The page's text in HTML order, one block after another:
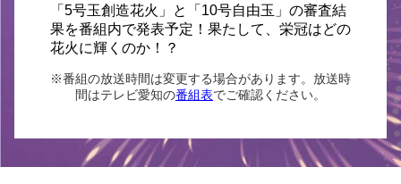
「5号玉創造花火」と「10号自由玉」の審査結
果を番組内で発表予定！果たして、栄冠はどの
花火に輝くのか！？
※番組の放送時間は変更する場合があります。放送時
間はテレビ愛知の番組表でご確認ください。